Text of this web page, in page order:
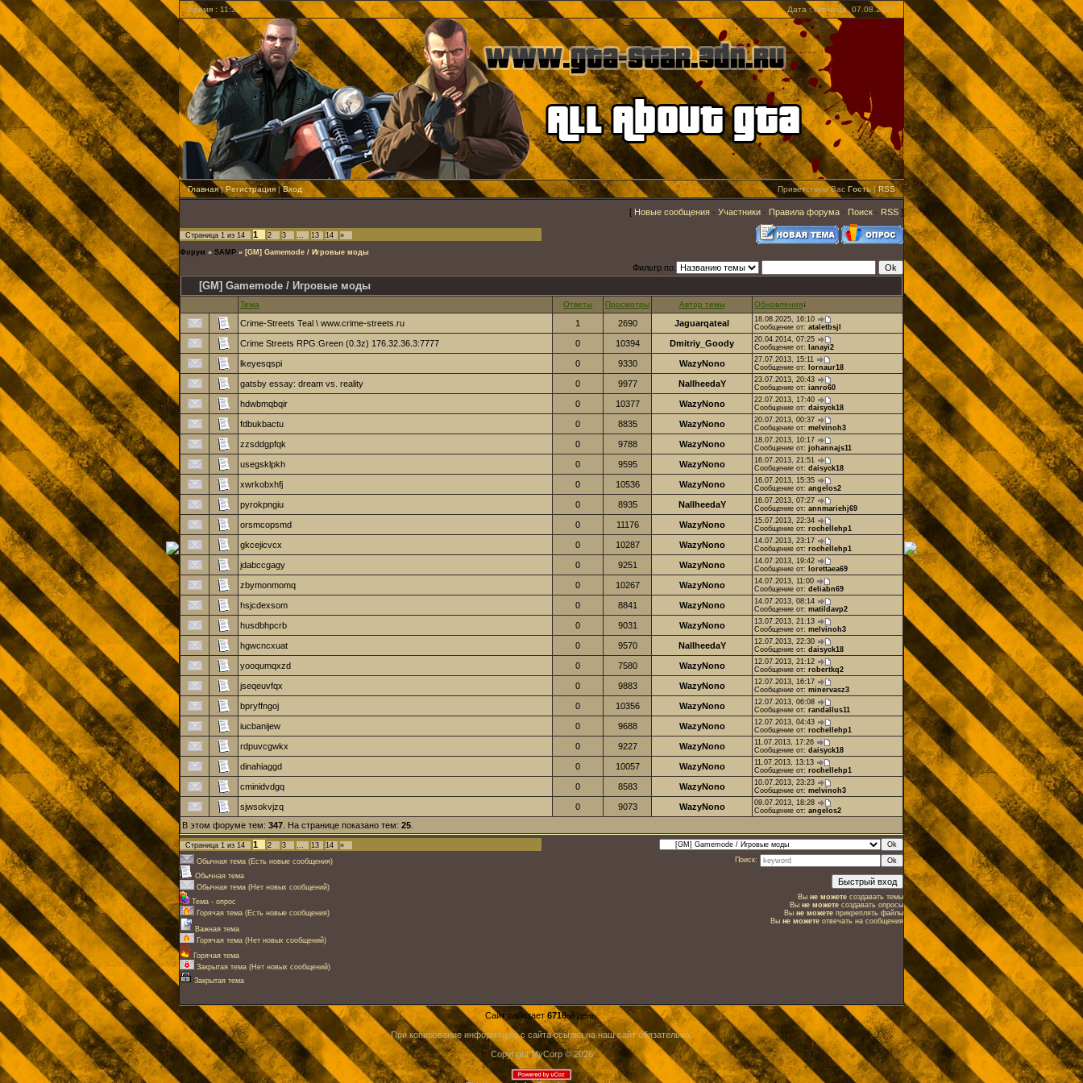
Время : 11:32 Дата : Пятница, 07.08.2026
Главная|Регистрация |Вход Приветствую Вас Гость |RSS
[ Новые сообщения · Участники · Правила форума · Поиск · RSS ]
Страница 1 из 14 1 2 3 … 13 14 »
Форум » SAMP » [GM] Gamemode / Игровые моды
Фильтр по:
[GM] Gamemode / Игровые моды
Тема Ответы Просмотры Автор темы Обновления↓
Crime-Streets Teal \ www.crime-streets.ru 1 2690 Jaguarqateal
18.08.2025, 16:10
Сообщение от: ataletbsjl
Crime Streets RPG:Green (0.3z) 176.32.36.3:7777 0 10394 Dmitriy_Goody
20.04.2014, 07:25
Сообщение от:
lanayi2
lkeyesqspi 0 9330 WazyNono
27.07.2013, 15:11
Сообщение от:
lornaur18
gatsby essay: dream vs. reality 0 9977 NallheedaY
23.07.2013, 20:43
Сообщение от: ianro60
hdwbmqbqir 0 10377 WazyNono
22.07.2013, 17:40
Сообщение от: daisyck18
fdbukbactu 0 8835 WazyNono
20.07.2013, 00:37
Сообщение от: melvinoh3
zzsddgpfqk 0 9788 WazyNono
18.07.2013, 10:17
Сообщение от: johannajs11
usegsklpkh 0 9595 WazyNono
16.07.2013, 21:51
Сообщение от: daisyck18
xwrkobxhfj 0 10536 WazyNono
16.07.2013, 15:35
Сообщение от: angelos2
pyrokpngiu 0 8935 NallheedaY
16.07.2013, 07:27
Сообщение от: annmariehj69
orsmcopsmd 0 11176 WazyNono
15.07.2013, 22:34
Сообщение от: rochellehp1
gkcejicvcx 0 10287 WazyNono
14.07.2013, 23:17
Сообщение от: rochellehp1
jdabccgagy 0 9251 WazyNono
14.07.2013, 19:42
Сообщение от:
lorettaea69
zbymonmomq 0 10267 WazyNono
14.07.2013, 11:00
Сообщение от: deliabn69
hsjcdexsom 0 8841 WazyNono
14.07.2013, 08:14
Сообщение от: matildavp2
husdbhpcrb 0 9031 WazyNono
13.07.2013, 21:13
Сообщение от: melvinoh3
hgwcncxuat 0 9570 NallheedaY
12.07.2013, 22:30
Сообщение от: daisyck18
yooqumqxzd 0 7580 WazyNono
12.07.2013, 21:12
Сообщение от: robertkq2
jseqeuvfqx 0 9883 WazyNono
12.07.2013, 16:17
Сообщение от: minervasz3
bpryffngoj 0 10356 WazyNono
12.07.2013, 06:08
Сообщение от: randallus11
iucbanijew 0 9688 WazyNono
12.07.2013, 04:43
Сообщение от: rochellehp1
rdpuvcgwkx 0 9227 WazyNono
11.07.2013, 17:26
Сообщение от: daisyck18
dinahiaggd 0 10057 WazyNono
11.07.2013, 13:13
Сообщение от: rochellehp1
cminidvdgq 0 8583 WazyNono
10.07.2013, 23:23
Сообщение от: melvinoh3
sjwsokvjzq 0 9073 WazyNono
09.07.2013, 18:28
Сообщение от: angelos2
В этом форуме тем: 347 . На странице показано тем: 25
Страница 1 из 14 1 2 3 … 13 14
»
Обычная тема (Есть новые сообщения)
Обычная тема
Обычная тема (Нет новых сообщений)
Тема - опрос
Горячая тема (Есть новые сообщения)
Важная тема
Горячая тема (Нет новых сообщений)
Горячая тема
Закрытая тема (Нет новых сообщений)
Закрытая тема
Поиск:
Вы не можете создавать темы
Вы не можете создавать опросы
Вы не можете прикреплять файлы
Вы не можете отвечать на сообщения
Сайт работает 6716-й день.
При копирование информацию с сайта ссылка на наш сайт обязательна.
Copyright MyCorp © 2026